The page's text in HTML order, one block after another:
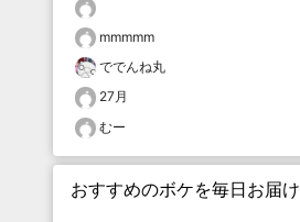
mmmmm
ででんね丸
27月
むー
おすすめのボケを毎日お届け